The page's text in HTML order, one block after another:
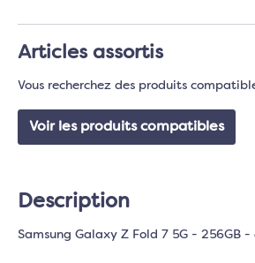
Articles assortis
Vous recherchez des produits
Voir les produits compatibles
Description
Samsung Galaxy Z Fold 7 5G - 256GB